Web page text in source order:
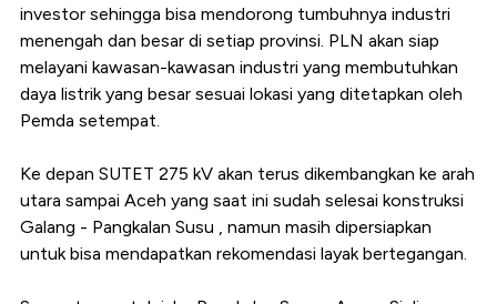
investor sehingga bisa mendorong tumbuhnya industri
menengah dan besar di setiap provinsi. PLN akan siap
melayani kawasan-kawasan industri yang membutuhkan
daya listrik yang besar sesuai lokasi yang ditetapkan oleh
Pemda setempat.
Ke depan SUTET 275 kV akan terus dikembangkan ke arah
utara sampai Aceh yang saat ini sudah selesai konstruksi
Galang - Pangkalan Susu , namun masih dipersiapkan
untuk bisa mendapatkan rekomendasi layak bertegangan.